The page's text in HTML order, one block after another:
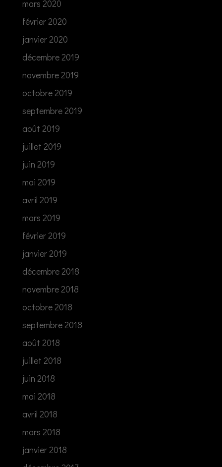
mars 2020
février 2020
janvier 2020
décembre 2019
novembre 2019
octobre 2019
septembre 2019
août 2019
juillet 2019
juin 2019
mai 2019
avril 2019
mars 2019
février 2019
janvier 2019
décembre 2018
novembre 2018
octobre 2018
septembre 2018
août 2018
juillet 2018
juin 2018
mai 2018
avril 2018
mars 2018
janvier 2018